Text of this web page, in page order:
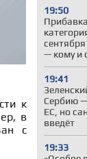
19:50
— кому и
19:41
Сербию
ЕС, но
введёт
19:33
к
в
с